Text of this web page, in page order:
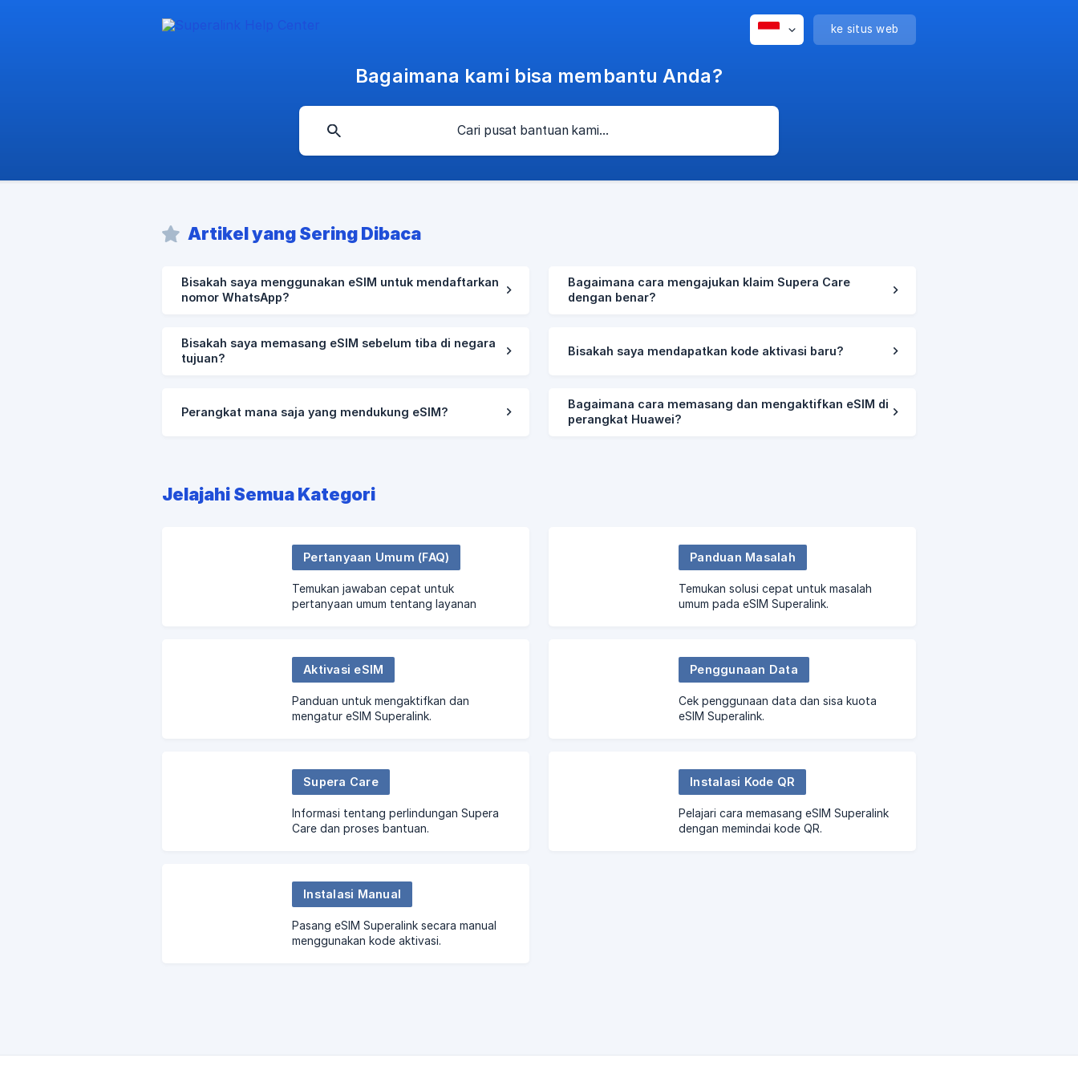
ke situs web
Bagaimana kami bisa membantu Anda?
Artikel yang Sering Dibaca
Bisakah saya menggunakan eSIM untuk mendaftarkan
nomor WhatsApp?
Bagaimana cara mengajukan klaim Supera Care
dengan benar?
Bisakah saya memasang eSIM sebelum tiba di negara
tujuan?
Bisakah saya mendapatkan kode aktivasi baru?
Perangkat mana saja yang mendukung eSIM?
Bagaimana cara memasang dan mengaktifkan eSIM di
perangkat Huawei?
Jelajahi Semua Kategori
Pertanyaan Umum (FAQ)
Temukan jawaban cepat untuk
pertanyaan umum tentang layanan
Panduan Masalah
Temukan solusi cepat untuk masalah
umum pada eSIM Superalink.
Aktivasi eSIM
Panduan untuk mengaktifkan dan
mengatur eSIM Superalink.
Penggunaan Data
Cek penggunaan data dan sisa kuota
eSIM Superalink.
Supera Care
Informasi tentang perlindungan Supera
Care dan proses bantuan.
Instalasi Kode QR
Pelajari cara memasang eSIM Superalink
dengan memindai kode QR.
Instalasi Manual
Pasang eSIM Superalink secara manual
menggunakan kode aktivasi.